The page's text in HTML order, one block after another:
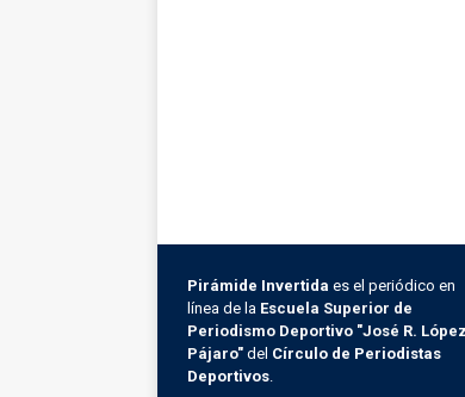
Pirámide Invertida es el periódico en
línea de la Escuela Superior de
Periodismo Deportivo "José R. López
Pájaro" del Círculo de Periodistas
Deportivos